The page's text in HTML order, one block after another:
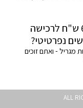
רוצה להשתתף בהגרלה ולזכות ב-600 ש"ח לרכישה
נפרטיטי?
מגריל - ואתם זוכים